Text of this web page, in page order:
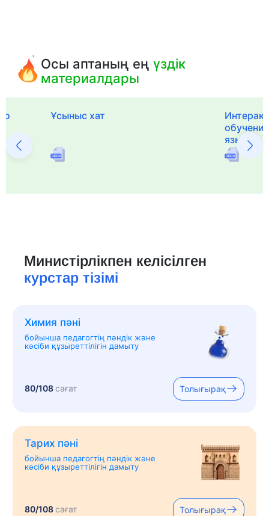
Осы аптаның еңүздік
материалдары
Ұсыныс хат
языка и
Министірлікпен келісілген
курстар тізімі
Химия пәні
бойынша педагогтің пәндік және
кәсіби құзыреттілігін дамыту
80/108сағат Толығырақ
Тарих пәні
бойынша педагогтің пәндік және
кәсіби құзыреттілігін дамыту
80/108сағат Толығырақ